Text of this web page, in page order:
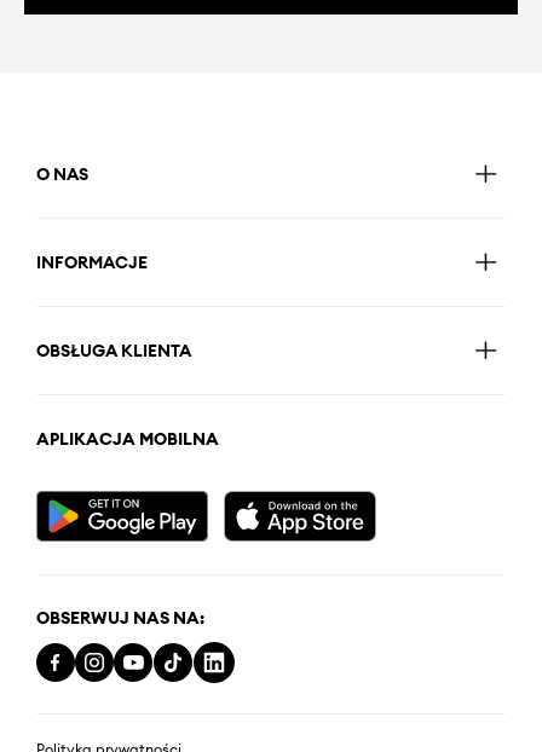
O NAS
INFORMACJE
OBSŁUGA KLIENTA
APLIKACJA MOBILNA
OBSERWUJ NAS NA: